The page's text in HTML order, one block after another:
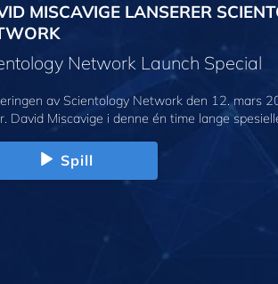
MISCAVIGE LANSERER
Network Launch Special
av Scientology Network den 12. mars
David Miscavige i denne én time lange
Spill